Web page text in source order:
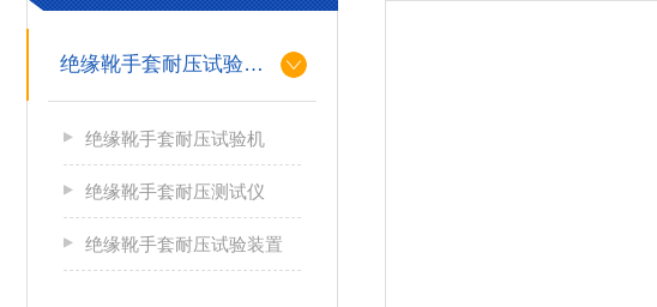
绝缘靴手套耐压试验装置
绝缘靴手套耐压试验机
绝缘靴手套耐压测试仪
绝缘靴手套耐压试验装置